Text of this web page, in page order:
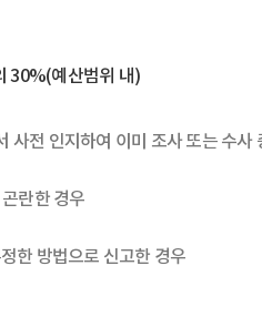
30%(예산범위 내)
사전 인지하여 이미 조사 또는 수사
란한 경우
한 방법으로 신고한 경우